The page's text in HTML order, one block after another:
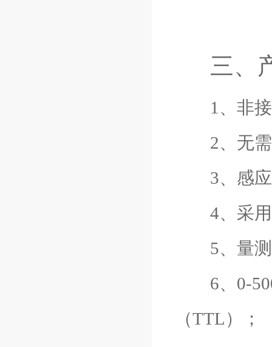
三、
1、非接
2、无需
3、感应
4、采用
5、量测
6、0-
（TTL）；